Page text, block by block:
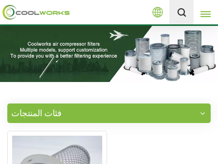
العربية
English
español
العربية
русский
+8613525046291
فئات المنتجات